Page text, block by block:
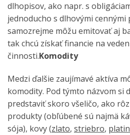
dlhopisov, ako napr. s
jednoducho s dlhovými cennými
samozrejme môžu emitovať aj
tak chcú získať financie na
činnosti.Komodity
Medzi ďalšie zaujímavé aktíva
komodity. Pod týmto názvom si
predstaviť skoro všeličo, ako
produkty (obľúbené sú najmä
sója), kovy (zlato, striebro,